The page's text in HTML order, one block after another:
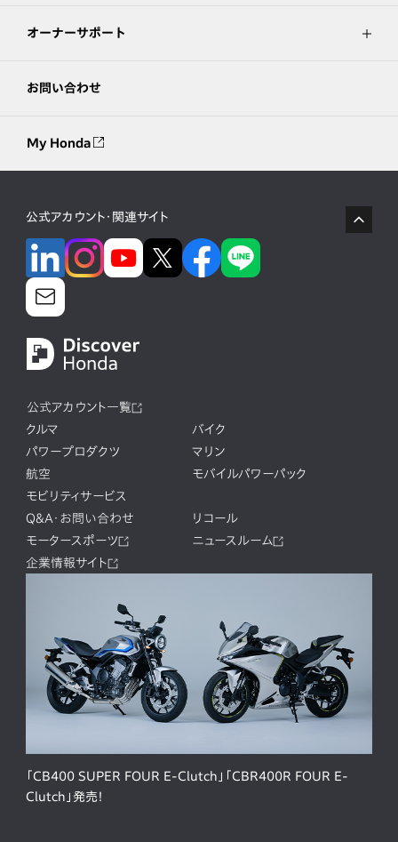
オーナーサポート
お問い合わせ
My Honda
公式アカウント・関連サイト
公式アカウント一覧
クルマ
バイク
パワープロダクツ
マリン
航空
モバイルパワーパック
モビリティサービス
Q&A・お問い合わせ
リコール
モータースポーツ
ニュースルーム
企業情報サイト
「CB400 SUPER FOUR E-Clutch」「CBR400R FOUR E-
Clutch」発売！